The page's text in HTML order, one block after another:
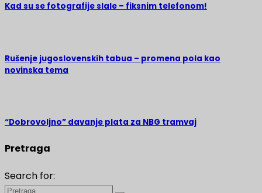
Kad su se fotografije slale – fiksnim telefonom!
Rušenje jugoslovenskih tabua – promena pola kao
novinska tema
“Dobrovoljno” davanje plata za NBG tramvaj
Pretraga
Search for: